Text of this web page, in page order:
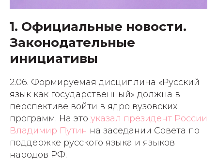
1. Официальные новости.
Законодательные
инициативы
2.06. Формируемая дисциплина «Русский
язык как государственный» должна в
перспективе войти в ядро вузовских
программ. На это указал президент России
Владимир Путин на заседании Совета по
поддержке русского языка и языков
народов РФ.